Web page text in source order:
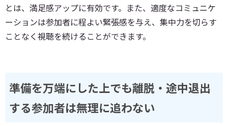
とは、満足感アップに有効です。また、適度なコミュニケ
ーションは参加者に程よい緊張感を与え、集中力を切らす
ことなく視聴を続けることができます。
準備を万端にした上でも離脱・途中退出
する参加者は無理に追わない